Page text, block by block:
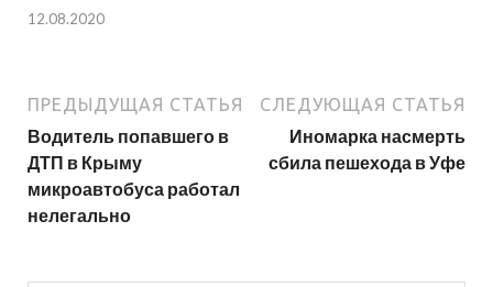
12.08.2020
ПРЕДЫДУЩАЯ СТАТЬЯ
Водитель попавшего в
ДТП в Крыму
микроавтобуса работал
нелегально
СЛЕДУЮЩАЯ СТАТЬЯ
Иномарка насмерть
сбила пешехода в Уфе